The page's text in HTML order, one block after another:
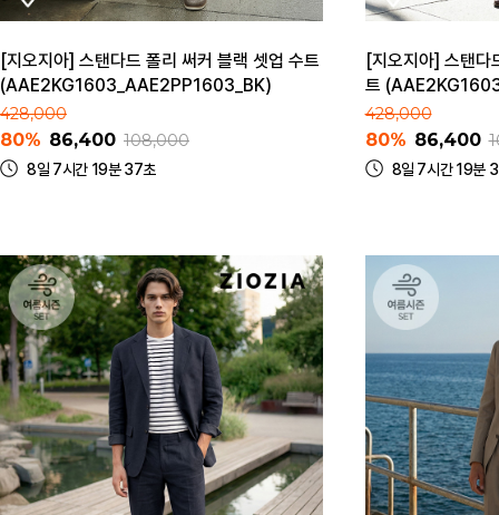
[지오지아] 스탠다드 폴리 써커 블랙 셋업 수트
(AAE2KG1603_AAE2PP1603_BK)
428,000
80% 86,400 108,000
8일 7시간 19분 37초
[지오지아] 스탠다
트
428,000
80% 86,400
8일 7시간 19분